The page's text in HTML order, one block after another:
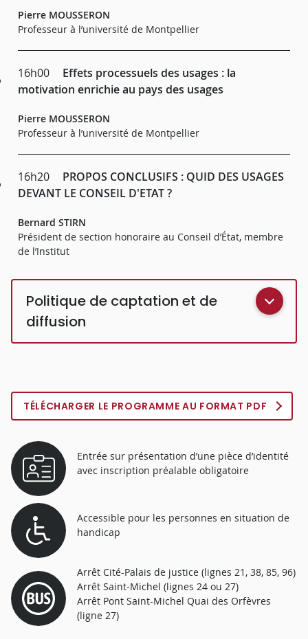
Pierre MOUSSERON
Professeur à l’université de Montpellier
16h00
Effets processuels des usages : la
motivation enrichie au pays des usages
Pierre MOUSSERON
Professeur à l’université de Montpellier
16h20
PROPOS CONCLUSIFS : QUID DES USAGES
DEVANT LE CONSEIL D'ETAT ?
Bernard STIRN
Président de section honoraire au Conseil d’État, membre
de l’Institut
Politique de captation et de
diffusion
TÉLÉCHARGER LE PROGRAMME AU FORMAT PDF
Entrée sur présentation d’une pièce d’identité
avec inscription préalable obligatoire
Accessible pour les personnes en situation de
handicap
Arrêt Cité-Palais de justice (lignes 21, 38, 85, 96)
Arrêt Saint-Michel (lignes 24 ou 27)
Arrêt Pont Saint-Michel Quai des Orfèvres
(ligne 27)